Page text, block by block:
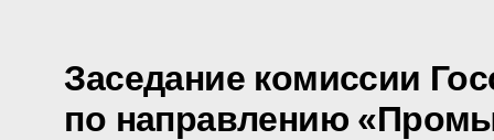
Заседание комиссии
по направлению